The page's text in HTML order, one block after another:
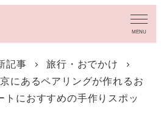
MENU
記事
旅行・おでかけ
にあるペアリングが作れるお
におすすめの手作りスポッ